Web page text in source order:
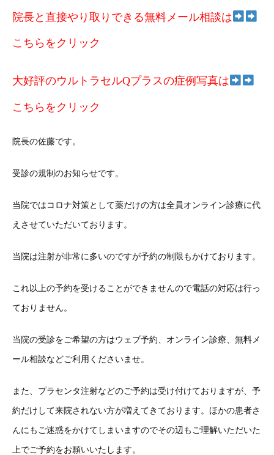
院長と直接やり取りできる無料メール相談は
こちらをクリック
大好評のウルトラセルQプラスの症例写真は
こちらをクリック
院長の佐藤です。
受診の規制のお知らせです。
当院ではコロナ対策として薬だけの方は全員オンライン診療に代
えさせていただいております。
当院は注射が非常に多いのですが予約の制限もかけております。
これ以上の予約を受けることができませんので電話の対応は行っ
ておりません。
当院の受診をご希望の方はウェブ予約、オンライン診療、無料メ
ール相談などご利用くださいませ。
また、プラセンタ注射などのご予約は受け付けておりますが、予
約だけして来院されない方が増えてきております。ほかの患者さ
んにもご迷惑をかけてしまいますのでその辺もご理解いただいた
上でご予約をお願いいたします。